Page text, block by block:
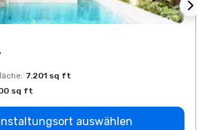
: 7.201 sq ft
sq ft
auswählen